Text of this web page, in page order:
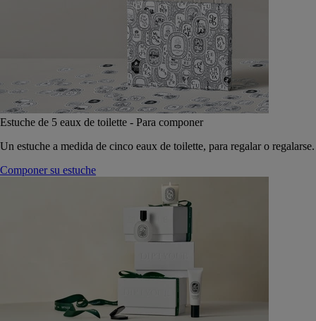
Estuche de 5 eaux de toilette - Para componer
Un estuche a medida de cinco eaux de toilette, para regalar o regalarse.
Componer su estuche